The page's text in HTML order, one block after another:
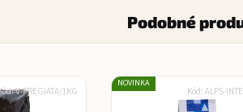
Podobné
V-PREGIATA/1KG
NOVINKA
Kód:ALPS-